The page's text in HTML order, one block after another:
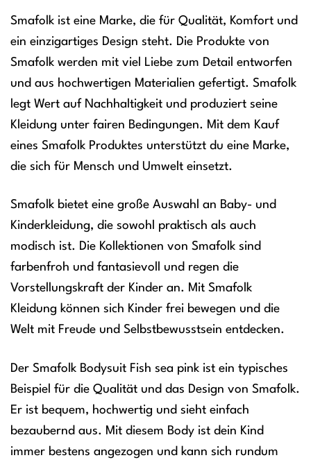
Smafolk ist eine Marke, die für Qualität, Komfort und
ein einzigartiges Design steht. Die Produkte von
Smafolk werden mit viel Liebe zum Detail entworfen
und aus hochwertigen Materialien gefertigt. Smafolk
legt Wert auf Nachhaltigkeit und produziert seine
Kleidung unter fairen Bedingungen. Mit dem Kauf
eines Smafolk Produktes unterstützt du eine Marke,
die sich für Mensch und Umwelt einsetzt.
Smafolk bietet eine große Auswahl an Baby- und
Kinderkleidung, die sowohl praktisch als auch
modisch ist. Die Kollektionen von Smafolk sind
farbenfroh und fantasievoll und regen die
Vorstellungskraft der Kinder an. Mit Smafolk
Kleidung können sich Kinder frei bewegen und die
Welt mit Freude und Selbstbewusstsein entdecken.
Der Smafolk Bodysuit Fish sea pink ist ein typisches
Beispiel für die Qualität und das Design von Smafolk.
Er ist bequem, hochwertig und sieht einfach
bezaubernd aus. Mit diesem Body ist dein Kind
immer bestens angezogen und kann sich rundum